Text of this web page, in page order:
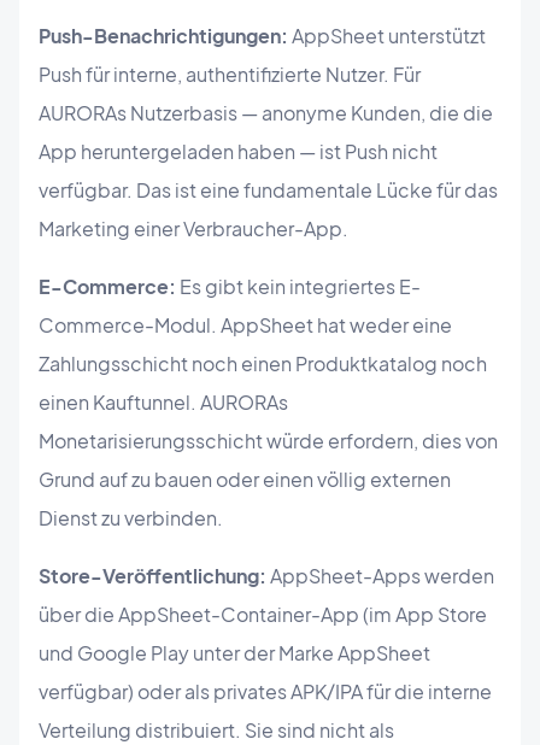
Push-Benachrichtigungen: AppSheet unterstützt
Push für interne, authentifizierte Nutzer. Für
AURORAs Nutzerbasis — anonyme Kunden, die die
App heruntergeladen haben — ist Push nicht
verfügbar. Das ist eine fundamentale Lücke für das
Marketing einer Verbraucher-App.
E-Commerce: Es gibt kein integriertes E-
Commerce-Modul. AppSheet hat weder eine
Zahlungsschicht noch einen Produktkatalog noch
einen Kauftunnel. AURORAs
Monetarisierungsschicht würde erfordern, dies von
Grund auf zu bauen oder einen völlig externen
Dienst zu verbinden.
Store-Veröffentlichung: AppSheet-Apps werden
über die AppSheet-Container-App (im App Store
und Google Play unter der Marke AppSheet
verfügbar) oder als privates APK/IPA für die interne
Verteilung distribuiert. Sie sind nicht als